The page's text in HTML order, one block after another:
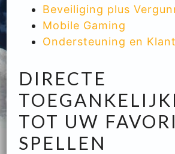
Beveiliging plus
Mobile Gaming
Ondersteuning en
DIRECTE
TOT UW
SPELLEN